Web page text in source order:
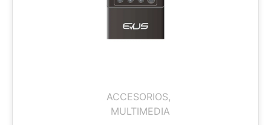
ACCESORIOS,
MULTIMEDIA